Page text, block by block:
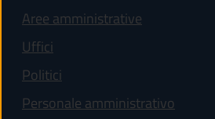
Aree amministrative
Uffici
Politici
Personale amministrativo